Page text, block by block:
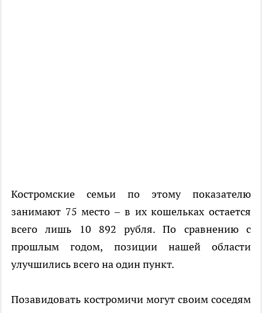
Костромские семьи по этому показателю
занимают 75 место – в их кошельках остается
всего лишь 10 892 рубля. По сравнению с
прошлым годом, позиции нашей области
улучшились всего на один пункт.
Позавидовать костромичи могут своим соседям